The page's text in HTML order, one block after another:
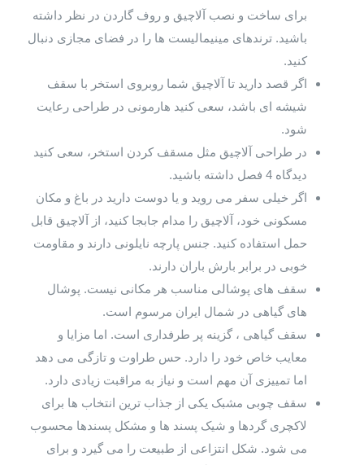
برای ساخت و نصب آلاچیق و روف گاردن در نظر داشته
باشید. ترندهای مینیمالیست ها را در فضای مجازی دنبال
کنید.
اگر قصد دارید تا آلاچیق شما روبروی استخر با سقف
شیشه ای باشد، سعی کنید هارمونی در طراحی رعایت
شود.
در طراحی آلاچیق مثل مسقف کردن استخر، سعی کنید
دیدگاه 4 فصل داشته باشید.
اگر خیلی سفر می روید و یا دوست دارید در باغ و مکان
مسکونی خود، آلاچیق را مدام جابجا کنید، از آلاچیق قابل
حمل استفاده کنید. جنس پارچه نایلونی دارند و مقاومت
خوبی در برابر بارش باران دارند.
سقف های پوشالی مناسب هر مکانی نیست. پوشال
های گیاهی در شمال ایران مرسوم است.
سقف گیاهی ، گزینه پر طرفداری است. اما مزایا و
معایب خاص خود را دارد. حس طراوت و تازگی می دهد
اما تمییزی آن مهم است و نیاز به مراقبت زیادی دارد.
سقف چوبی مشبک یکی از جذاب ترین انتخاب ها برای
لاکچری گردها و شیک پسند ها و مشکل پسندها محسوب
می شود. شکل انتزاعی از طبیعت را می گیرد و برای